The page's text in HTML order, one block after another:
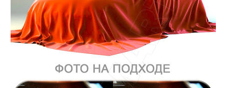
Главная Каталог Коврики EVA Smart для Pontiac
Pontiac Vibe II 2008-2011 коврик в
багажник EVA Smart